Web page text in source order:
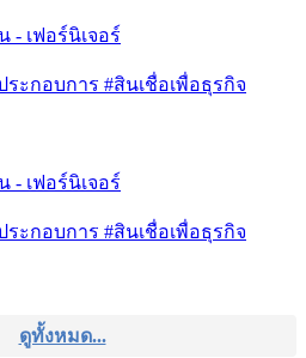
ระกอบการ #สินเชื่อเพื่อธุรกิจ
ระกอบการ #สินเชื่อเพื่อธุรกิจ
ดูทั้งหมด...